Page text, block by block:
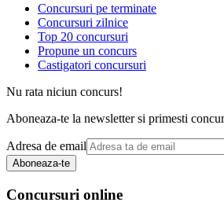
Concursuri pe terminate
Concursuri zilnice
Top 20 concursuri
Propune un concurs
Castigatori concursuri
Nu rata niciun concurs!
Aboneaza-te la newsletter si primesti
Adresa de email
Aboneaza-te
Concursuri online